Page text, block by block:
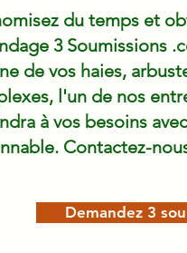
du temps et
3 Soumissions
de vos haies,
l'un de nos
à vos besoins
Contactez-
Demandez 3